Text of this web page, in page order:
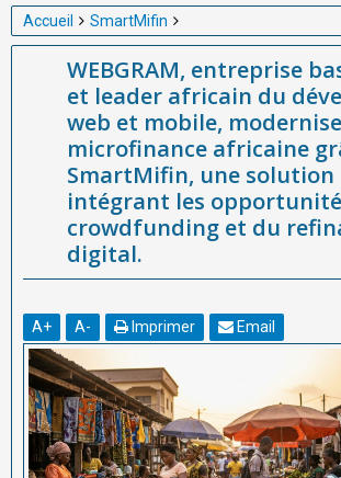
Accueil
SmartMifin
WEBGRAM, entreprise basée à Dakar et
développement web et mobile, modernise la
africaine grâce à SmartMifin, une solution
les opportunités du crowdfunding et du
WEBGRAM, entreprise
et leader africain du
web et mobile,
microfinance africaine
SmartMifin, une
intégrant les
crowdfunding et du
digital.
A+ A- Imprimer Email